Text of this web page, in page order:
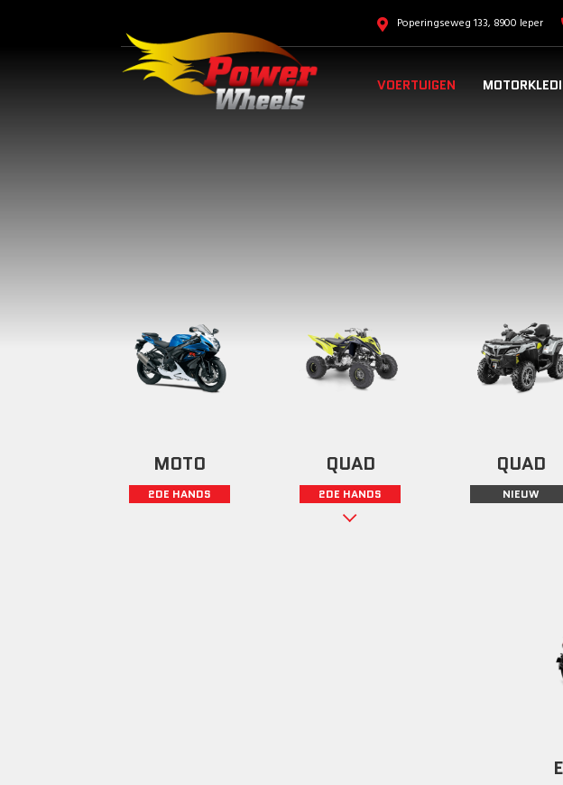
Poperingseweg 133, 8900 Ieper
VOERTUIGEN
MOTO
2DE HANDS
QUAD
2DE HANDS
QUAD
NIEUW